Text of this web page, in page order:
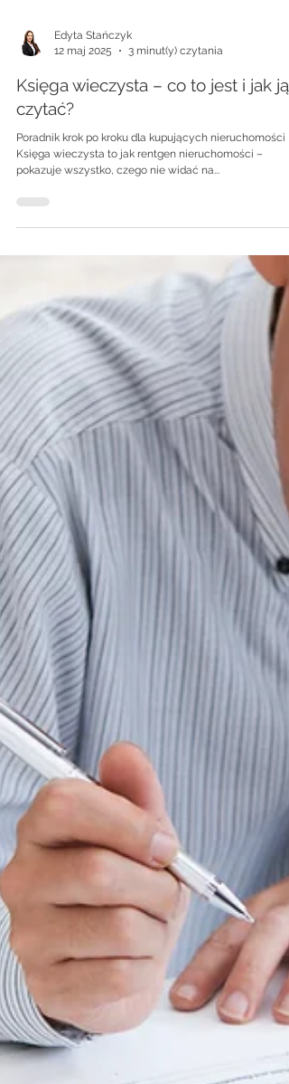
12 maj 2025
3 minut(y) czytania
Księga wieczysta – co to jest i jak ją
czytać?
Poradnik krok po kroku dla kupujących nieruchomości
pokazuje wszystko, czego nie widać na...